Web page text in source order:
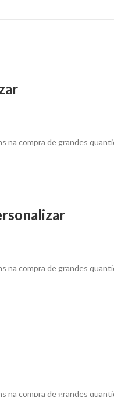
na compra de grandes
na compra de grandes
na compra de grandes